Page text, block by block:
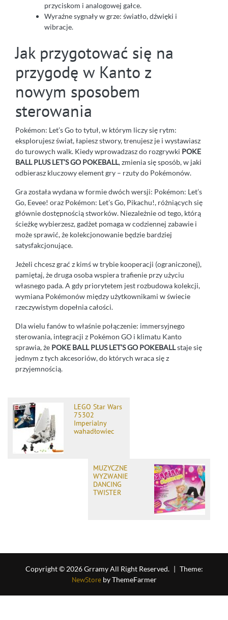
przyciskom i analogowej gałce.
Wyraźne sygnały w grze: światło, dźwięki i
wibracje.
Jak przygotować się na
przygodę w Kanto z
nowym sposobem
sterowania
Pokémon: Let’s Go to tytuł, w którym liczy się rytm:
eksplorujesz świat, łapiesz stwory, trenujesz je i wystawiasz
do turowych walk. Kiedy wprowadzasz do rozgrywki POKE
BALL PLUS LET’S GO POKEBALL, zmienia się sposób, w jaki
odbierasz kluczowy element gry – rzuty do Pokémonów.
Gra została wydana w formie dwóch wersji: Pokémon: Let’s
Go, Eevee! oraz Pokémon: Let’s Go, Pikachu!, różniących się
głównie dostępnością stworków. Niezależnie od tego, którą
ścieżkę wybierzesz, gadżet pomaga w codziennej zabawie i
może sprawić, że kolekcjonowanie będzie bardziej
satysfakcjonujące.
Jeżeli chcesz grać z kimś w trybie kooperacji (ograniczonej),
pamiętaj, że druga osoba wspiera trafienie przy użyciu
własnego pada. A gdy priorytetem jest rozbudowa kolekcji,
wymiana Pokémonów między użytkownikami w świecie
rzeczywistym dopełnia całości.
Dla wielu fanów to właśnie połączenie: immersyjnego
sterowania, integracji z Pokémon GO i klimatu Kanto
sprawia, że POKE BALL PLUS LET’S GO POKEBALLstaje się
jednym z tych akcesoriów, do których wraca się z
przyjemnością.
LEGO Star Wars
75302
Imperialny
wahadłowiec
MUZYCZNE
WYZWANIE
DANCING
TWISTER
Copyright © 2026 Grramy All Right Reserved. | Theme:
NewStoreby ThemeFarmer